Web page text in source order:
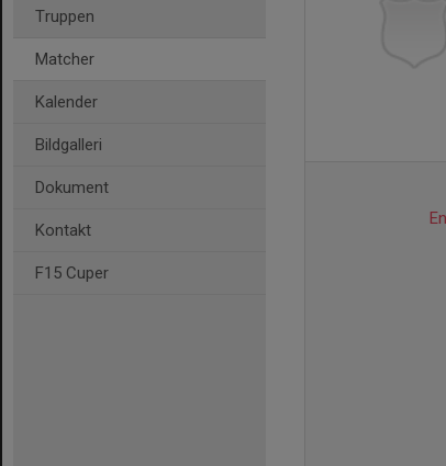
Truppen
Matcher
Kalender
Bildgalleri
Dokument
Kontakt
F15 Cuper